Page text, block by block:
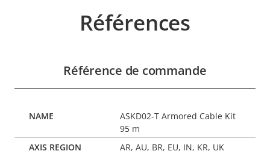
Références
Référence de commande
ASKD02-T Armored Cable Kit
95 m
AR, AU, BR, EU, IN, KR, UK